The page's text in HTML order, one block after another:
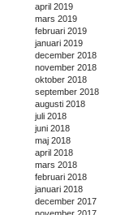
april 2019
mars 2019
februari 2019
januari 2019
december 2018
november 2018
oktober 2018
september 2018
augusti 2018
juli 2018
juni 2018
maj 2018
april 2018
mars 2018
februari 2018
januari 2018
december 2017